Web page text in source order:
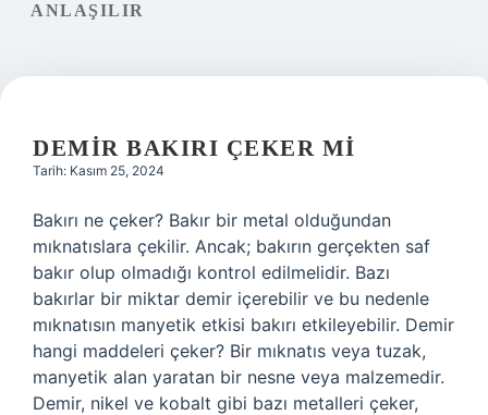
Hakkımızda
ANLAŞILIR
DEMIR BAKIRI ÇEKER MI
Tarih: Kasım 25, 2024
Bakırı ne çeker? Bakır bir metal olduğundan
mıknatıslara çekilir. Ancak; bakırın gerçekten saf
bakır olup olmadığı kontrol edilmelidir. Bazı
bakırlar bir miktar demir içerebilir ve bu nedenle
mıknatısın manyetik etkisi bakırı etkileyebilir. Demir
hangi maddeleri çeker? Bir mıknatıs veya tuzak,
manyetik alan yaratan bir nesne veya malzemedir.
Demir, nikel ve kobalt gibi bazı metalleri çeker,